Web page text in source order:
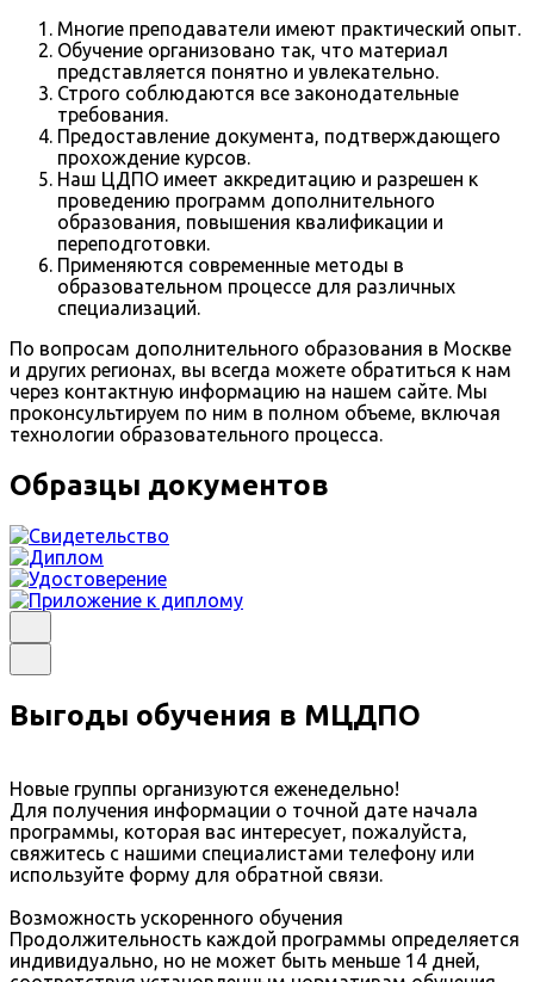
Многие преподаватели имеют практический опыт.
Обучение организовано так, что материал
представляется понятно и увлекательно.
Строго соблюдаются все законодательные
требования.
Предоставление документа, подтверждающего
прохождение курсов.
Наш ЦДПО имеет аккредитацию и разрешен к
проведению программ дополнительного
образования, повышения квалификации и
переподготовки.
Применяются современные методы в
образовательном процессе для различных
специализаций.
По вопросам дополнительного образования в Москве
и других регионах, вы всегда можете обратиться к нам
через контактную информацию на нашем сайте. Мы
проконсультируем по ним в полном объеме, включая
технологии образовательного процесса.
Образцы документов
Выгоды обучения в МЦДПО
Новые группы организуются еженедельно!
Для получения информации о точной дате начала
программы, которая вас интересует, пожалуйста,
свяжитесь с нашими специалистами телефону или
используйте форму для обратной связи.
Возможность ускоренного обучения
Продолжительность каждой программы определяется
индивидуально, но не может быть меньше 14 дней,